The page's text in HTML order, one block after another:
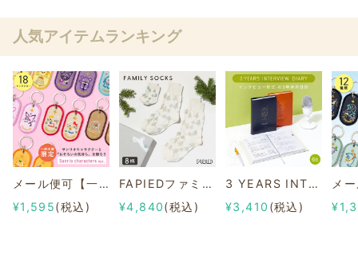
人気アイテムランキング
メール便可【一部店舗限定】2/8b PAIR KEY RING Sanrio characters ver.
¥1,595(税込)
FAPIEDファミリーソックスセット 総柄
¥4,840(税込)
3 YEARS INTERVIEW DIARY
¥3,410 (税込)